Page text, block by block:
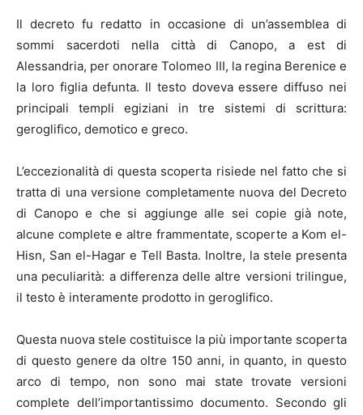
Il decreto fu redatto in occasione di un’assemblea di
sommi sacerdoti nella città di Canopo, a est di
Alessandria, per onorare Tolomeo III, la regina Berenice e
la loro figlia defunta. Il testo doveva essere diffuso nei
principali templi egiziani in tre sistemi di scrittura:
geroglifico, demotico e greco.
L’eccezionalità di questa scoperta risiede nel fatto che si
tratta di una versione completamente nuova del Decreto
di Canopo e che si aggiunge alle sei copie già note,
alcune complete e altre frammentate, scoperte a Kom el-
Hisn, San el-Hagar e Tell Basta. Inoltre, la stele presenta
una peculiarità: a differenza delle altre versioni trilingue,
il testo è interamente prodotto in geroglifico.
Questa nuova stele costituisce la più importante scoperta
di questo genere da oltre 150 anni, in quanto, in questo
arco di tempo, non sono mai state trovate versioni
complete dell’importantissimo documento. Secondo gli